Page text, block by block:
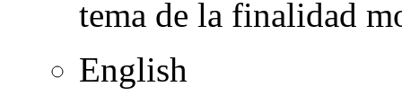
tema de la finalidad
English